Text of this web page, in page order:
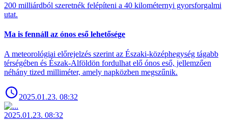
200 milliárdból szeretnék felépíteni a 40 kilométernyi gyorsforgalmi
utat.
Ma is fennáll az ónos eső lehetősége
A meteorológiai előrejelzés szerint az Északi-középhegység tágabb
térségében és Észak-Alföldön fordulhat elő ónos eső, jellemzően
néhány tized milliméter, amely napközben megszűnik.
2025.01.23. 08:32
2025.01.23. 08:32